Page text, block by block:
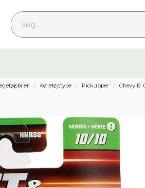
Søg...
Køretøjstype Pickupper Chevy El